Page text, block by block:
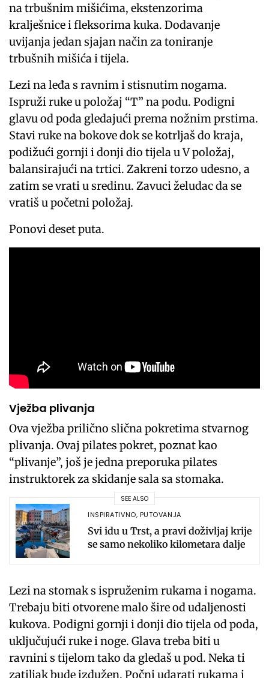
na trbušnim mišićima, ekstenzorima
kralješnice i fleksorima kuka. Dodavanje
uvijanja jedan sjajan način za toniranje
trbušnih mišića i tijela.
Lezi na leđa s ravnim i stisnutim nogama.
Ispruži ruke u položaj “T” na podu. Podigni
glavu od poda gledajući prema nožnim prstima.
Stavi ruke na bokove dok se kotrljaš do kraja,
podižući gornji i donji dio tijela u V položaj,
balansirajući na trtici. Zakreni torzo udesno, a
zatim se vrati u sredinu. Zavuci želudac da se
vratiš u početni položaj.
Ponovi deset puta.
Vježba plivanja
Ova vježba prilično slična pokretima stvarnog
plivanja. Ovaj pilates pokret, poznat kao
“plivanje”, još je jedna preporuka pilates
instruktorek za skidanje sala sa stomaka.
SEE ALSO
INSPIRATIVNO, PUTOVANJA
Svi idu u Trst, a pravi doživljaj krije
se samo nekoliko kilometara dalje
Lezi na stomak s ispruženim rukama i nogama.
Trebaju biti otvorene malo šire od udaljenosti
kukova. Podigni gornji i donji dio tijela od poda,
uključujući ruke i noge. Glava treba biti u
ravnini s tijelom tako da gledaš u pod. Neka ti
zatiljak bude izdužen. Počni udarati rukama i